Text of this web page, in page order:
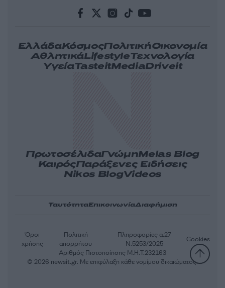
ΕλλάδαΚόσμοςΠολιτικήΟικονομία
ΑθλητικάLifestyleΤεχνολογία
ΥγείαTasteitMediaDriveit
ΠρωτοσέλιδαΓνώμηMelas Blog
ΚαιρόςΠαράξενες Ειδήσεις
Nikos BlogVideos
ΤαυτότηταΕπικοινωνίαΔιαφήμιση
Αριθμός Πιστοποίησης Μ.Η.Τ.232163
Όροι
χρήσης
Πολιτική
απορρήτου
Πληροφορίες α.27
Ν.5253/2025
Cookies
© 2026 newsit.gr. Με επιφύλαξη κάθε νομίμου δικαιώματος.